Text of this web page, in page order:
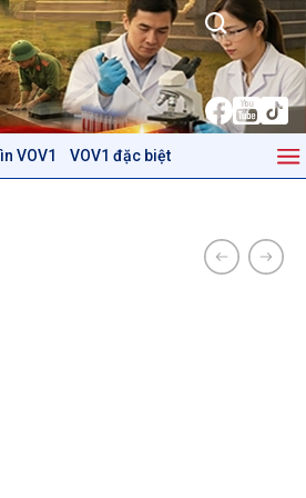
VOV1 VOV1 đặc biệt